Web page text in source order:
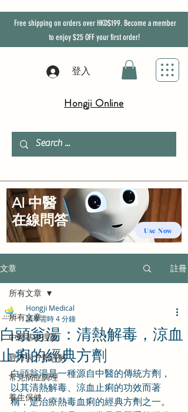
Free shipping on orders over HKD$199. Become a member
to enjoy$25 OFFyour first order!
登入
Hongji Online
文章 註冊
所有文章
中醫基礎理論
經方與方劑詳解
常見病症調理
養生保健
所有文章
白頭翁湯：清熱解毒，涼血
止痢的經典方劑
Hongji Medical
讀畢需時 4 分鐘
白頭翁湯是一種源自中醫的傳統方劑，
以其清熱解毒、涼血止痢的功效而著
稱，是治療熱毒血痢的經典方劑之一。
Use Now
AI 中醫
​在線問答